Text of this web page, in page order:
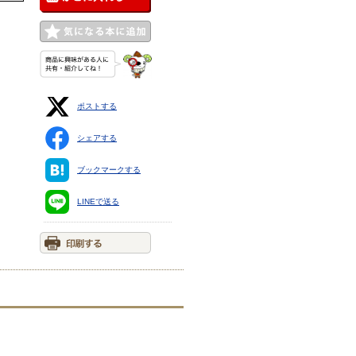
ポストする
シェアする
ブックマークする
LINEで送る